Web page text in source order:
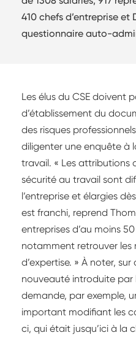
410 chefs d’entreprise
questionnaire auto-
Les élus du CSE doivent
d’établissement du
des risques
diligenter une enquête à
travail. « Les attributions
sécurité au travail sont
l’entreprise et élargies
est franchi, reprend
entreprises d’au moins
notamment retrouver
d’expertise. » À noter,
nouveauté introduite par
demande, par exemple,
important modifiant les
ci, qui était jusqu’ici à la